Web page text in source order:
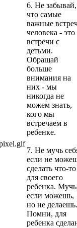
6. Не забывай,
что самые
важные
человека - это
встречи с
детьми.
Обращай
больше
внимания на
них - мы
никогда не
можем знать,
кого мы
встречаем в
ребенке.
7. Не мучь
если не
сделать что-то
для своего
ребенка.
если можешь,
но не делаешь.
Помни, для
ребенка